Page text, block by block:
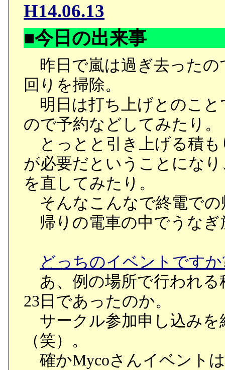
H14.06.13
■今日の出来事
昨日で嵐は過ぎ去ったの
回りを掃除。
明日は打ち上げとのこと
ので予約などしてみたり。
とっとと引き上げる積も
が必要だということにな
を直してみたり。
そんなこんなで終電での
帰りの電車の中でうなぎ
どっちのイベントですか
あ、例の場所で行われる
23日であったのか。
サークル参加申し込みを
（笑）。
確かMycoさんイベント